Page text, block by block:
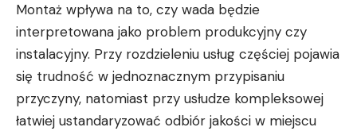
Montaż wpływa na to, czy wada będzie
interpretowana jako problem produkcyjny czy
instalacyjny. Przy rozdzieleniu usług częściej pojawia
się trudność w jednoznacznym przypisaniu
przyczyny, natomiast przy usłudze kompleksowej
łatwiej ustandaryzować odbiór jakości w miejscu